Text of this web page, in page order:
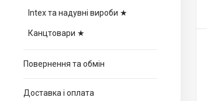
Intex та надувні вироби ★
Канцтовари ★
Повернення та обмін
Доставка і оплата